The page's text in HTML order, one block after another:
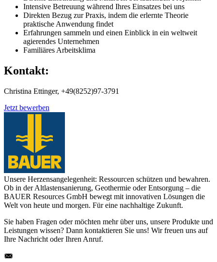
Intensive Betreuung während Ihres Einsatzes bei uns
Direkten Bezug zur Praxis, indem die erlernte Theorie
praktische Anwendung findet
Erfahrungen sammeln und einen Einblick in ein weltweit
agierendes Unternehmen
Familiäres Arbeitsklima
Kontakt:
Christina Ettinger, +49(8252)97-3791
Jetzt bewerben
Unsere Herzensangelegenheit: Ressourcen schützen und bewahren.
Ob in der Altlastensanierung, Geothermie oder Entsorgung – die
BAUER Resources GmbH bewegt mit innovativen Lösungen die
Welt von heute und morgen. Für eine nachhaltige Zukunft.
Sie haben Fragen oder möchten mehr über uns, unsere Produkte und
Leistungen wissen? Dann kontaktieren Sie uns! Wir freuen uns auf
Ihre Nachricht oder Ihren Anruf.